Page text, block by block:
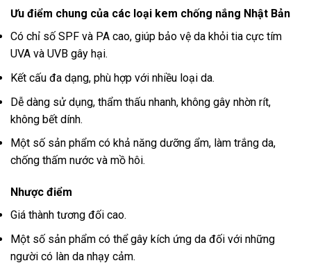
Ưu điểm chung của các loại kem chống nắng Nhật Bản
Có chỉ số SPF và PA cao, giúp bảo vệ da khỏi tia cực tím
UVA và UVB gây hại.
Kết cấu đa dạng, phù hợp với nhiều loại da.
Dễ dàng sử dụng, thẩm thấu nhanh, không gây nhờn rít,
không bết dính.
Một số sản phẩm có khả năng dưỡng ẩm, làm trắng da,
chống thấm nước và mồ hôi.
Nhược điểm
Giá thành tương đối cao.
Một số sản phẩm có thể gây kích ứng da đối với những
người có làn da nhạy cảm.